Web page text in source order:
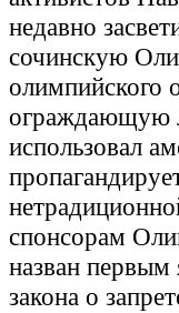
недавно
сочинскую
олимпийского
ограждающую
использовал
спонсорам
назван первым
закона о